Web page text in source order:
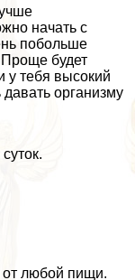
начать с
побольше
Проще будет
у тебя высокий
организму
от любой пищи.